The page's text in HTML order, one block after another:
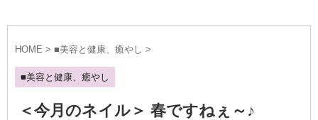
HOME > ■美容と健康、癒やし >
■美容と健康、癒やし
＜今月のネイル＞ 春ですねぇ～♪